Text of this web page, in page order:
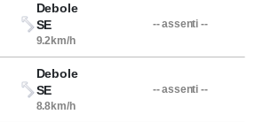
Debole
SE
9.2km/h
-- assenti --
Debole
SE
8.8km/h
-- assenti --